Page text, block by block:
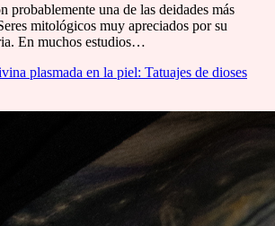
probablemente una de las deidades más
mitológicos muy apreciados por su
En muchos estudios…
plasmada en la piel: Tatuajes de dioses